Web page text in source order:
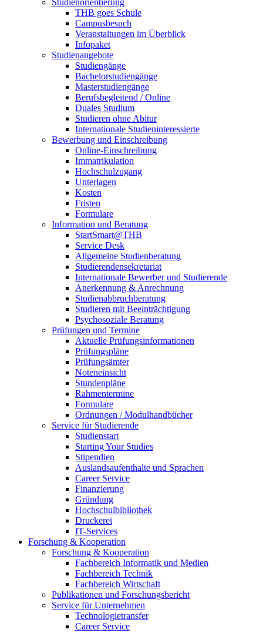
Studienorientierung
THB goes Schule
Campusbesuch
Veranstaltungen im Überblick
Infopaket
Studienangebote
Studiengänge
Bachelorstudiengänge
Masterstudiengänge
Berufsbegleitend / Online
Duales Studium
Studieren ohne Abitur
Internationale Studieninteressierte
Bewerbung und Einschreibung
Online-Einschreibung
Immatrikulation
Hochschulzugang
Unterlagen
Kosten
Fristen
Formulare
Information und Beratung
StartSmart@THB
Service Desk
Allgemeine Studienberatung
Studierendensekretariat
Internationale Bewerber und Studierende
Anerkennung & Anrechnung
Studienabbruchberatung
Studieren mit Beeinträchtigung
Psychosoziale Beratung
Prüfungen und Termine
Aktuelle Prüfungsinformationen
Prüfungspläne
Prüfungsämter
Noteneinsicht
Stundenpläne
Rahmentermine
Formulare
Ordnungen / Modulhandbücher
Service für Studierende
Studienstart
Starting Your Studies
Stipendien
Auslandsaufenthalte und Sprachen
Career Service
Finanzierung
Gründung
Hochschulbibliothek
Druckerei
IT-Services
Forschung & Kooperation
Forschung & Kooperation
Fachbereich Informatik und Medien
Fachbereich Technik
Fachbereich Wirtschaft
Publikationen und Forschungsbericht
Service für Unternehmen
Technologietransfer
Career Service